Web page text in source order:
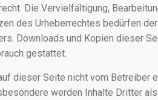
Die Vervielfältigung,
des Urheberrechtes bedürfen
Downloads und Kopien dieser
gestattet.
dieser Seite nicht vom Betreiber
werden Inhalte Dritter